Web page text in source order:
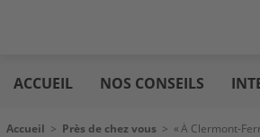
au
contenu
immo
ACCUEIL NOS CONSEILS
Fil d'Ariane
Accueil > Près de chez vous > « À Clermont-Ferrand, le